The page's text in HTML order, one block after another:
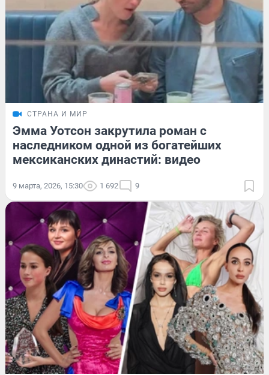
СТРАНА И МИР
Эмма Уотсон закрутила роман с
наследником одной из богатейших
мексиканских династий: видео
9 марта, 2026, 15:30 1 692 9